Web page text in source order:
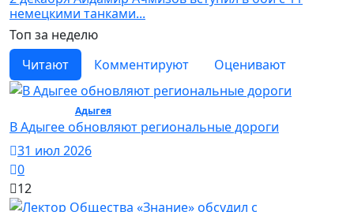
немецкими танками...
Топ за неделю
Читают
Комментируют Оценивают
Адыгея/ Общество
В Адыгее обновляют региональные дороги
31 июл 2026
0
12